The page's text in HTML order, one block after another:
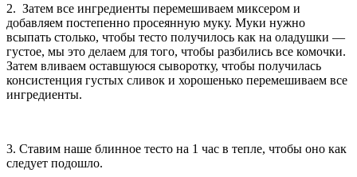
2. Затем все ингредиенты перемешиваем миксером и
добавляем постепенно просеянную муку. Муки нужно
всыпать столько, чтобы тесто получилось как на оладушки —
густое, мы это делаем для того, чтобы разбились все комочки.
Затем вливаем оставшуюся сыворотку, чтобы получилась
консистенция густых сливок и хорошенько перемешиваем все
ингредиенты.
3. Ставим наше блинное тесто на 1 час в тепле, чтобы оно как
следует подошло.